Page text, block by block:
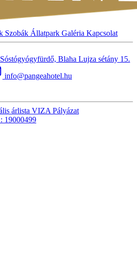
Szobák Állatpark Galéria Kapcsolat
Blaha Lujza sétány 15.
info@pangeahotel.hu
árlista VIZA Pályázat
19000499